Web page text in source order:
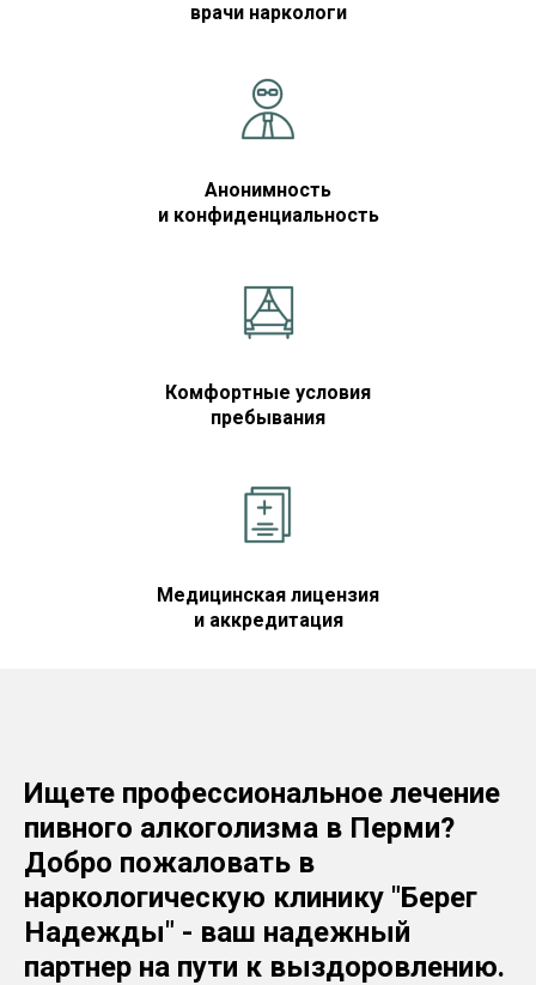
врачи наркологи
Анонимность
и конфиденциальность
Комфортные условия
пребывания
Медицинская лицензия
и аккредитация
Ищете профессиональное лечение
пивного алкоголизма в Перми?
Добро пожаловать в
наркологическую клинику "Берег
Надежды" - ваш надежный
партнер на пути к выздоровлению.